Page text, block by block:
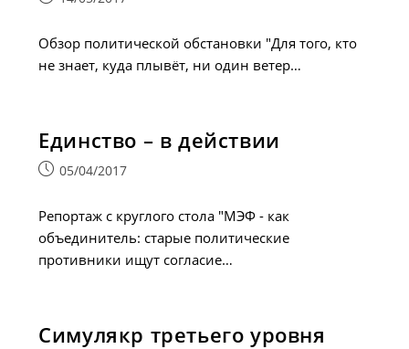
Обзор политической обстановки "Для того, кто
не знает, куда плывёт, ни один ветер…
Единство – в действии
Запись05/04/2017
Репортаж с круглого стола "МЭФ - как
объединитель: старые политические
противники ищут согласие…
Симулякр третьего уровня